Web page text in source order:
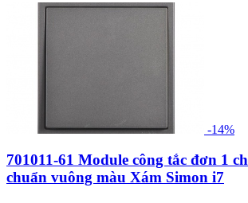
-14%
701011-61 Module công tắc đơn 1
chuẩn vuông màu Xám Simon i7